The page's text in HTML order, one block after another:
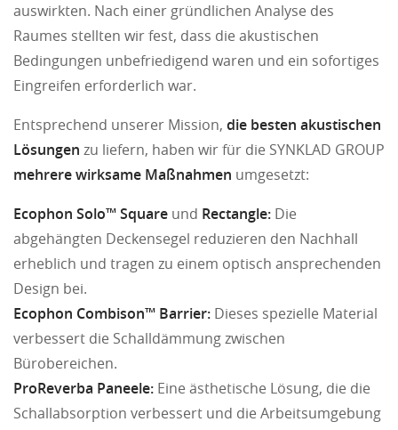
auswirkten. Nach einer gründlichen Analyse des
Raumes stellten wir fest, dass die akustischen
Bedingungen unbefriedigend waren und ein sofortiges
Eingreifen erforderlich war.
Entsprechend unserer Mission, die besten akustischen
Lösungen zu liefern, haben wir für die SYNKLAD GROUP
mehrere wirksame Maßnahmen umgesetzt:
Ecophon Solo™ Square und Rectangle: Die
abgehängten Deckensegel reduzieren den Nachhall
erheblich und tragen zu einem optisch ansprechenden
Design bei.
Ecophon Combison™ Barrier: Dieses spezielle Material
verbessert die Schalldämmung zwischen
Bürobereichen.
ProReverba Paneele: Eine ästhetische Lösung, die die
Schallabsorption verbessert und die Arbeitsumgebung